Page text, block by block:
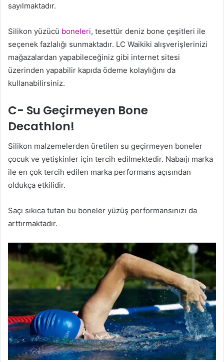
sayılmaktadır.
Silikon yüzücü boneleri, tesettür deniz bone çeşitleri ile
seçenek fazlalığı sunmaktadır. LC Waikiki alışverişlerinizi
mağazalardan yapabileceğiniz gibi internet sitesi
üzerinden yapabilir kapıda ödeme kolaylığını da
kullanabilirsiniz.
C- Su Geçirmeyen Bone
Decathlon!
Silikon malzemelerden üretilen su geçirmeyen boneler
çocuk ve yetişkinler için tercih edilmektedir. Nabaıjı marka
ile en çok tercih edilen marka performans açısından
oldukça etkilidir.
Saçı sıkıca tutan bu boneler yüzüş performansınızı da
arttırmaktadır.